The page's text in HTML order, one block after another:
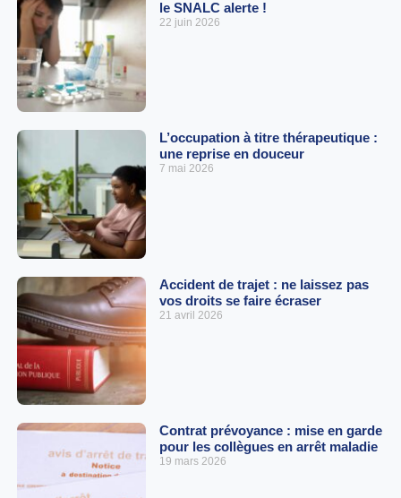
le SNALC alerte !
22 juin 2026
L’occupation à titre thérapeutique :
une reprise en douceur
7 mai 2026
Accident de trajet : ne laissez pas
vos droits se faire écraser
21 avril 2026
Contrat prévoyance : mise en garde
pour les collègues en arrêt maladie
19 mars 2026